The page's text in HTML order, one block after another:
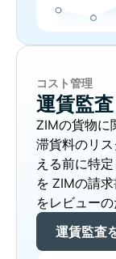
コスト管理
運賃監査
の貨物に
滞貨料のリ
える前に特
を
の請
をレビュー
運賃監査